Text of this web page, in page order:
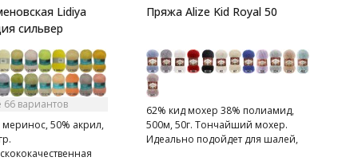
Lidiya
сильвер
66 вариантов
50% акрил,
Пряжа Alize Kid Royal 50
62% кид мохер 38% полиамид,
500м, 50г. Тончайший мохер.
Идеально подойдет для шалей,